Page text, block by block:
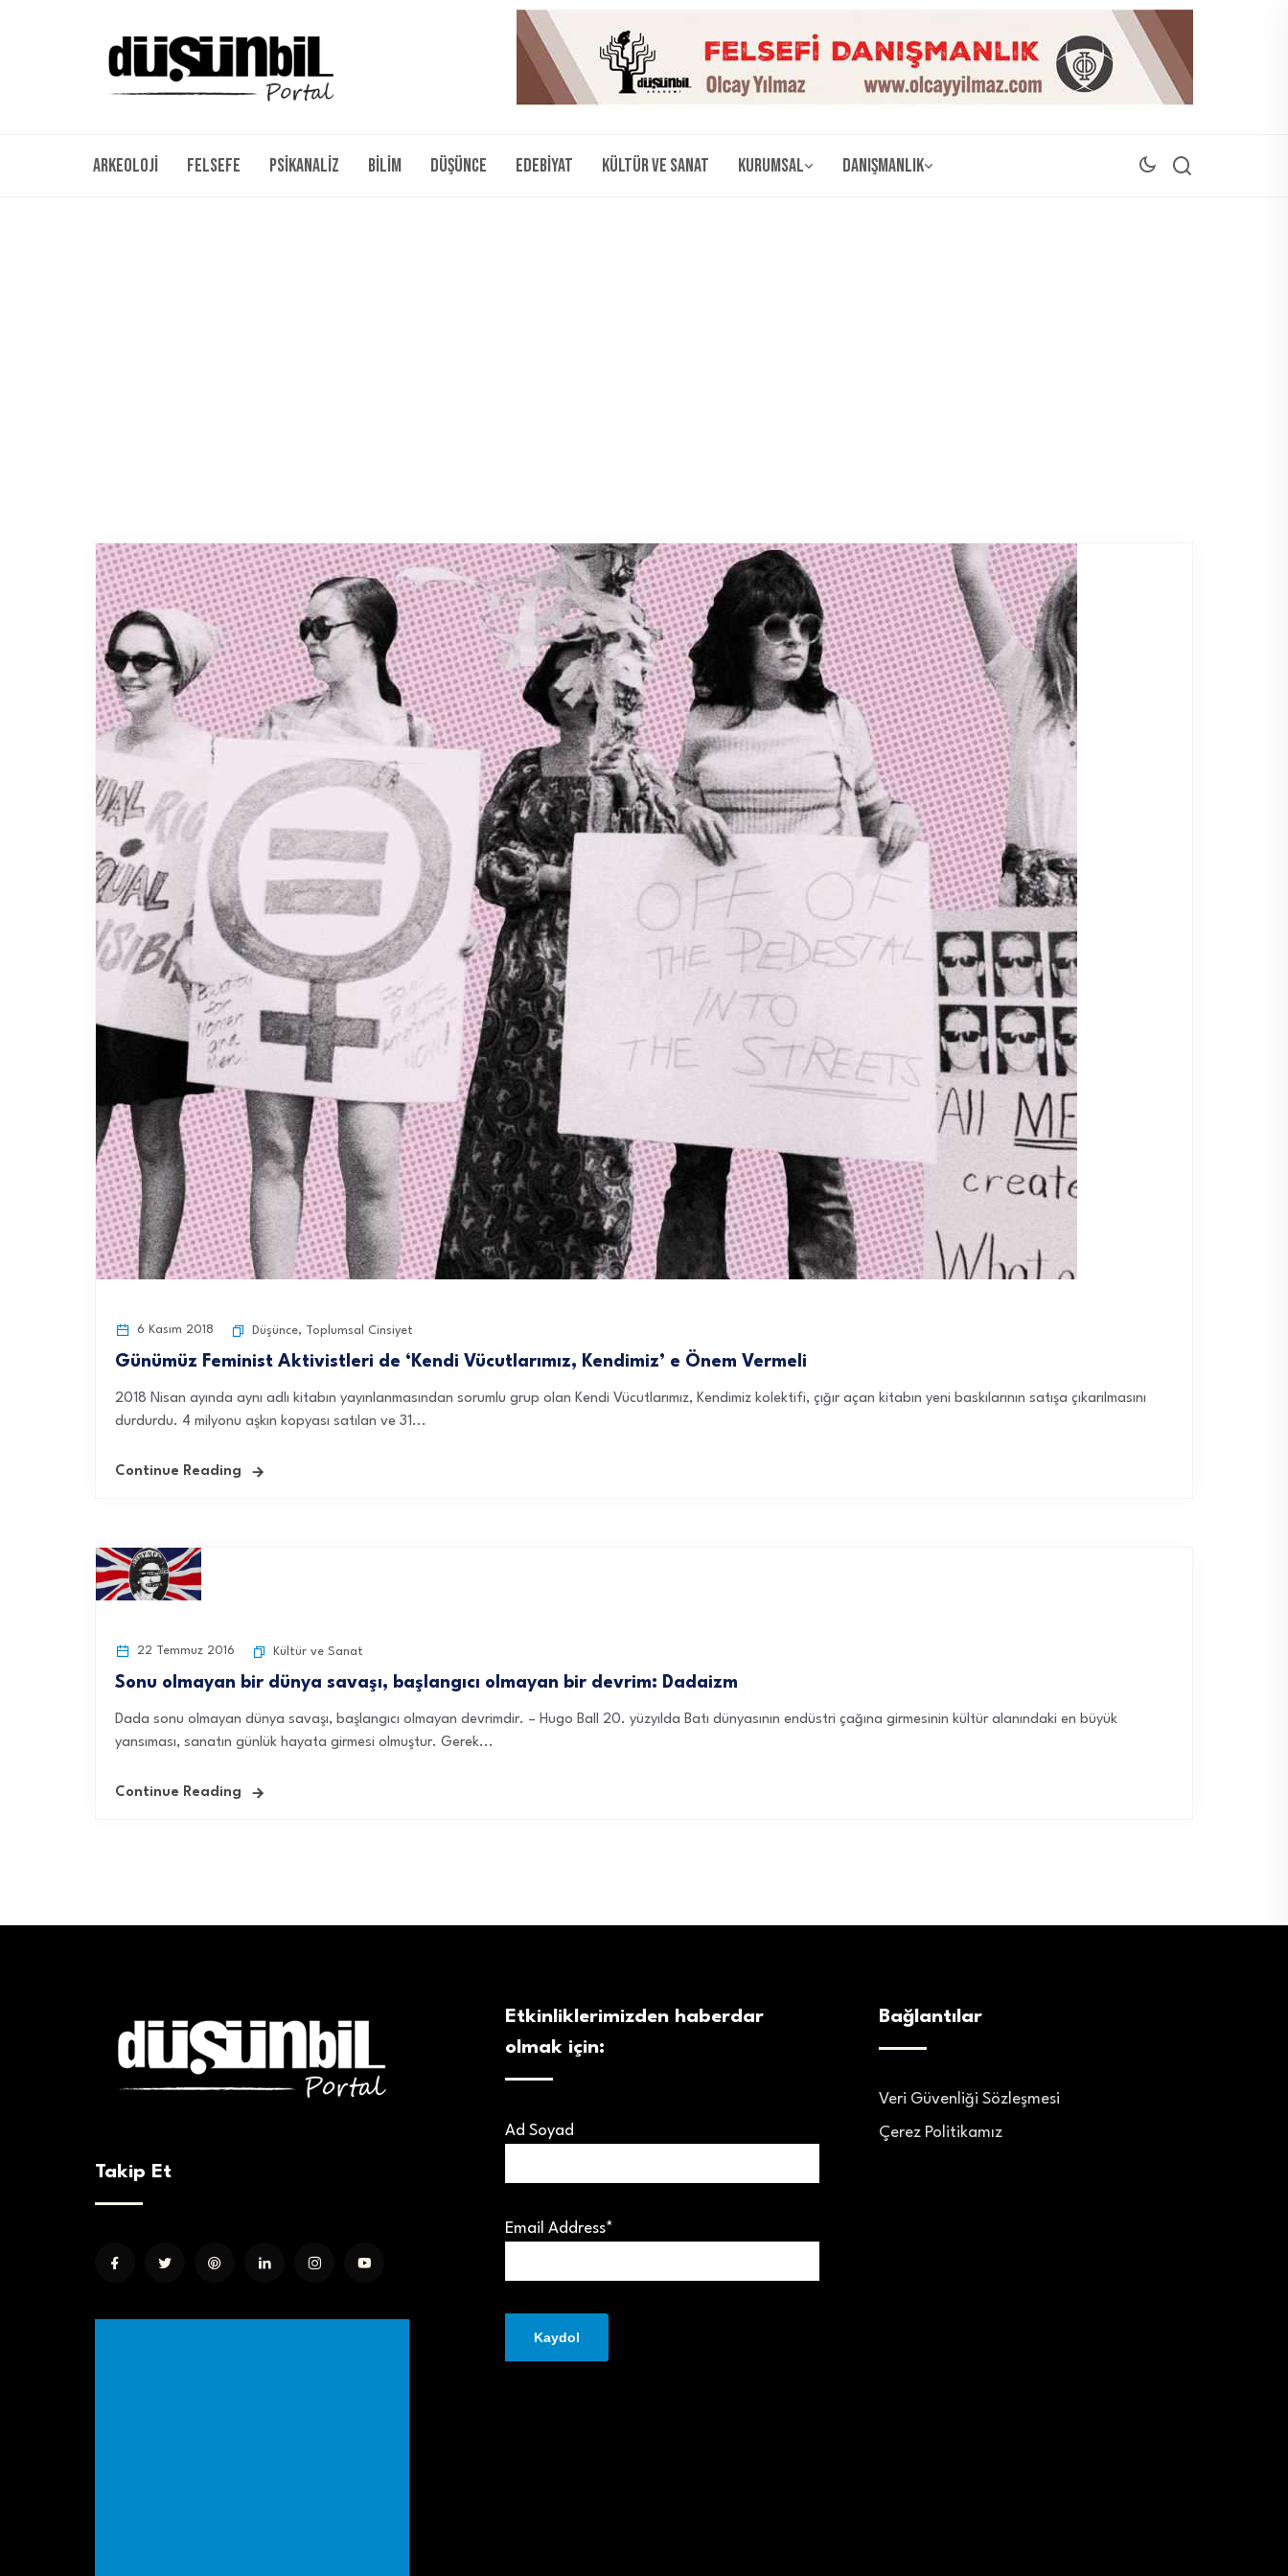
Arkeoloji Felsefe Psikanaliz Bilim Düşünce Edebiyat Kültür ve Sanat Kurumsal Danışmanlık
6 Kasım 2018 Düşünce, Toplumsal Cinsiyet
Günümüz Feminist Aktivistleri de ‘Kendi Vücutlarımız, Kendimiz’ e Önem Vermeli
2018 Nisan ayında aynı adlı kitabın yayınlanmasından sorumlu grup olan Kendi Vücutlarımız, Kendimiz kolektifi, çığır açan kitabın yeni baskılarının satışa çıkarılmasını
durdurdu. 4 milyonu aşkın kopyası satılan ve 31...
Continue Reading
22 Temmuz 2016 Kültür ve Sanat
Sonu olmayan bir dünya savaşı, başlangıcı olmayan bir devrim: Dadaizm
Dada sonu olmayan dünya savaşı, başlangıcı olmayan devrimdir. – Hugo Ball 20. yüzyılda Batı dünyasının endüstri çağına girmesinin kültür alanındaki en büyük
yansıması, sanatın günlük hayata girmesi olmuştur. Gerek...
Continue Reading
Takip Et
Etkinliklerimizden haberdar
olmak için:
Ad Soyad
Email Address*
Bağlantılar
Veri Güvenliği Sözleşmesi
Çerez Politikamız